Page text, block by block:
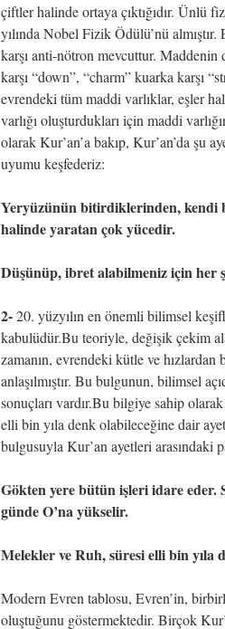
çiftler halinde ortaya çıktığıdır. Ünlü
yılında Nobel Fizik Ödülü’nü
karşı anti-nötron mevcuttur. Maddenin
karşı “down”, “charm” kuarka karşı
evrendeki tüm maddi varlıklar, eşler
varlığı oluşturdukları için maddi
olarak Kur’an’a bakıp, Kur’an’da şu
uyumu keşfederiz:
Yeryüzünün bitirdiklerinden, kendi
halinde yaratan çok yücedir.
Düşünüp, ibret alabilmeniz için her
2-20. yüzyılın en önemli bilimsel
kabulüdür.Bu teoriyle, değişik çekim
zamanın, evrendeki kütle ve hızlardan
anlaşılmıştır. Bu bulgunun, bilimsel
sonuçları vardır.Bu bilgiye sahip
elli bin yıla denk olabileceğine dair
bulgusuyla Kur’an ayetleri arasındaki
Gökten yere bütün işleri idare
günde O’na yükselir.
Melekler ve Ruh, süresi elli bin
Modern Evren tablosu, Evren’in,
oluştuğunu göstermektedir. Birçok